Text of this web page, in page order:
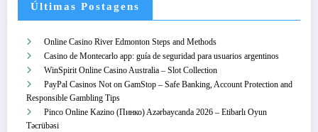
Últimas Postagens
Online Casino River Edmonton Steps and Methods
Casino de Montecarlo app: guía de seguridad para usuarios argentinos
WinSpirit Online Casino Australia – Slot Collection
PayPal Casinos Not on GamStop – Safe Banking, Account Protection and
Responsible Gambling Tips
Pinco Online Kazino (Пинко) Azərbaycanda 2026 – Etibarlı Oyun
Təcrübəsi